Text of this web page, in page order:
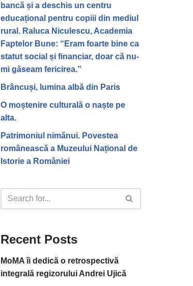
bancă și a deschis un centru
educațional pentru copiii din mediul
rural. Raluca Niculescu, Academia
Faptelor Bune: “Eram foarte bine ca
statut social și financiar, doar că nu-
mi găseam fericirea.”
Brâncuși, lumina albă din Paris
O moștenire culturală o naște pe
alta.
Patrimoniul nimănui. Povestea
românească a Muzeului Național de
Istorie a României
Recent Posts
MoMA îi dedică o retrospectivă
integrală regizorului Andrei Ujică